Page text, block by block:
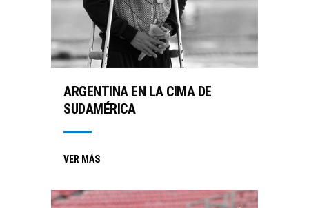
ARGENTINA EN LA CIMA DE
SUDAMÉRICA
VER MÁS